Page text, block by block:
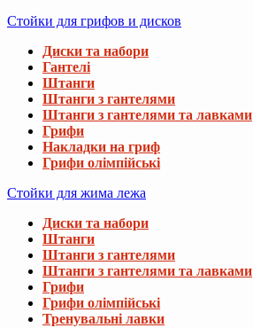
Стойки для грифов и дисков
Диски та набори
Гантелі
Штанги
Штанги з гантелями
Штанги з гантелями та лавками
Грифи
Накладки на гриф
Грифи олімпійські
Стойки для жима лежа
Диски та набори
Штанги
Штанги з гантелями
Штанги з гантелями та лавками
Грифи
Грифи олімпійські
Тренувальні лавки